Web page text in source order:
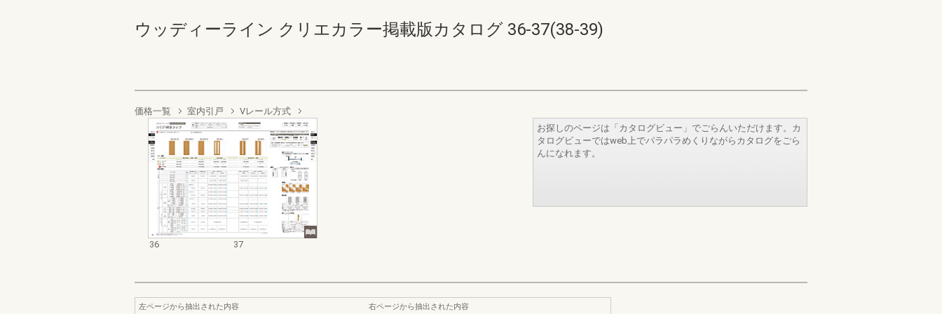
ウッディーライン クリエカラー掲載版カタログ 36-37(38-39)
価格一覧 室内引戸 Vレール方式
36 37
お探しのページは「カタログビュー」でごらんいただけます。カ
タログビューではweb上でパラパラめくりながらカタログをごら
んになれます。
左ページから抽出された内容
右ページから抽出された内容